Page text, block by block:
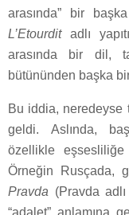
arasında” bir
L’Etourditadlı
arasında bir dil,
bütününden başka
Bu iddia, neredeyse
geldi. Aslında,
özellikle eşsesliliğe
Örneğin Rusçada,
Pravda (Pravda
“adalet” anlamına